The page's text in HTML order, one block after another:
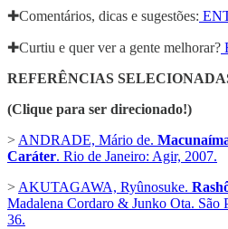
✚Comentários, dicas e sugestões:
✚Curtiu e quer ver a gente melhorar?
REFERÊNCIAS
(Clique para ser direcionado!)
> ANDRADE, Mário de.
Caráter. Rio de Janeiro: Agir, 2007.
> AKUTAGAWA, Ryûnosuke.
Madalena Cordaro & Junko Ota. São
36.